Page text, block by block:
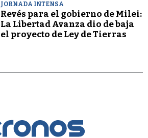
JORNADA INTENSA
Revés para el gobierno de Milei:
La Libertad Avanza dio de baja
el proyecto de Ley de Tierras